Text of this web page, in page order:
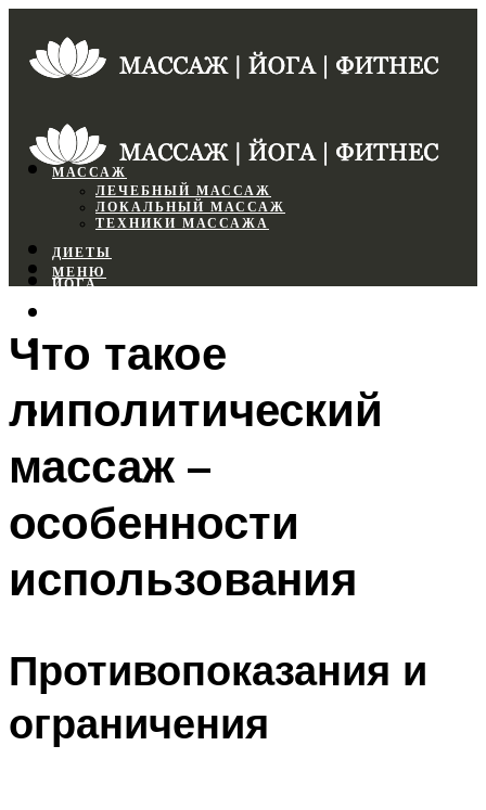
МАССАЖ
ЛЕЧЕБНЫЙ МАССАЖ
ЛОКАЛЬНЫЙ МАССАЖ
ТЕХНИКИ МАССАЖА
ДИЕТЫ
ЙОГА
ФИТНЕС
МЕНЮ
МЕНЮ
Что такое
липолитический
массаж –
особенности
использования
Противопоказания и
ограничения